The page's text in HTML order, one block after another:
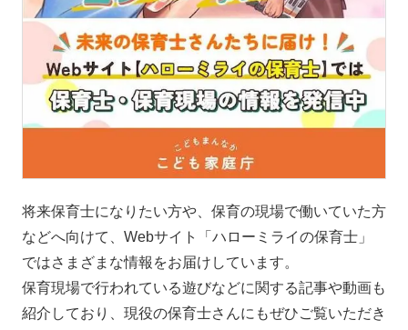
将来保育士になりたい方や、保育の現場で働いていた方
などへ向けて、Webサイト「ハローミライの保育士」
ではさまざまな情報をお届けしています。
保育現場で行われている遊びなどに関する記事や動画も
紹介しており、現役の保育士さんにもぜひご覧いただき